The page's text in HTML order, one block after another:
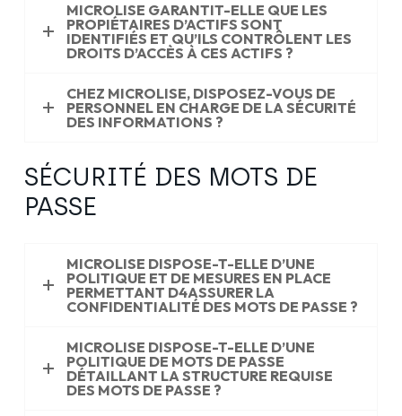
MICROLISE GARANTIT-ELLE QUE LES
PROPIÉTAIRES D’ACTIFS SONT
IDENTIFIÉS ET QU’ILS CONTRÔLENT LES
DROITS D’ACCÈS À CES ACTIFS ?
CHEZ MICROLISE, DISPOSEZ-VOUS DE
PERSONNEL EN CHARGE DE LA SÉCURITÉ
DES INFORMATIONS ?
SÉCURITÉ DES MOTS DE
PASSE
MICROLISE DISPOSE-T-ELLE D’UNE
POLITIQUE ET DE MESURES EN PLACE
PERMETTANT D4ASSURER LA
CONFIDENTIALITÉ DES MOTS DE PASSE ?
MICROLISE DISPOSE-T-ELLE D’UNE
POLITIQUE DE MOTS DE PASSE
DÉTAILLANT LA STRUCTURE REQUISE
DES MOTS DE PASSE ?